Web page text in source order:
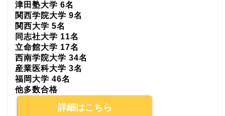
津田塾大学 6名
関西学院大学 9名
関西大学 5名
同志社大学 11名
立命館大学 17名
西南学院大学 34名
産業医科大学 3名
福岡大学 46名
他多数合格
詳細はこちら